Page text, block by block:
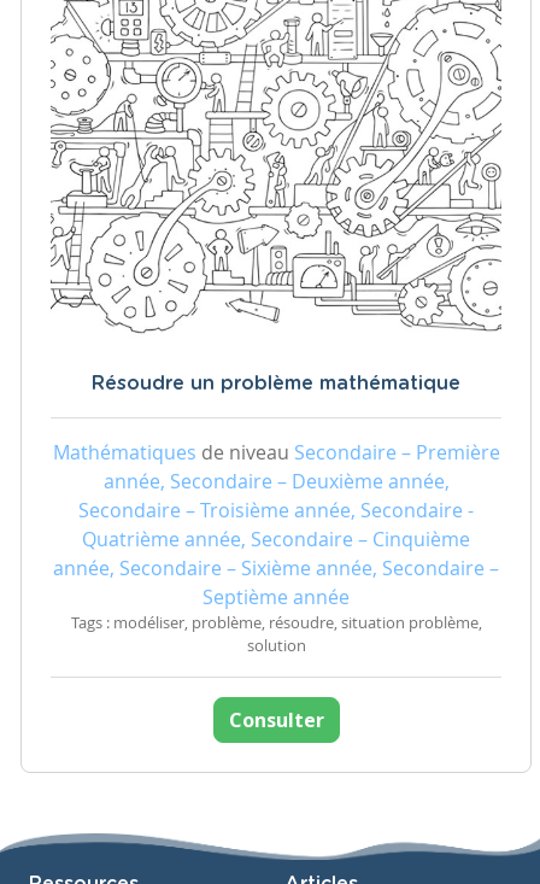
Résoudre un problème mathématique
Mathématiques de niveau Secondaire – Première
année, Secondaire – Deuxième année,
Secondaire – Troisième année, Secondaire -
Quatrième année, Secondaire – Cinquième
année, Secondaire – Sixième année, Secondaire –
Septième année
Tags : modéliser, problème, résoudre, situation problème,
solution
Consulter